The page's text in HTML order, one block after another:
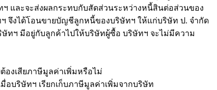
ฯ และจะส่งผลกระทบกับสัดส่วนระหว่างหนี้สินต่อส่วนของ
จึงได้โอนขายบัญชีลูกหนี้ของบริษัทฯ ให้แก่บริษัท ป. จำกัด
ฯ มีอยู่กับลูกค้าไปให้บริษัทผู้ซื้อ บริษัทฯ จะไม่มีความ
องเสียภาษีมูลค่าเพิ่มหรือไม่
อบริษัทฯ เรียกเก็บภาษีมูลค่าเพิ่มจากบริษัท